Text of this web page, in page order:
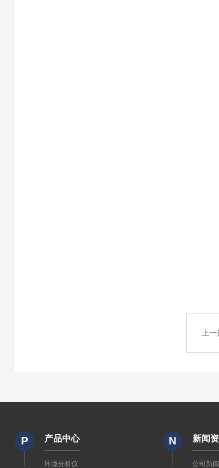
上
P 产品中心
环境分析仪
N 新闻
公司新